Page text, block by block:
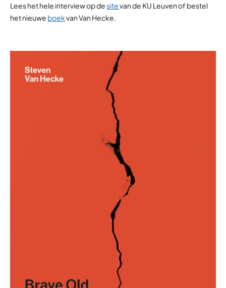
Lees het hele interview op de sitevan de KU Leuven of bestel
het nieuwe boekvan Van Hecke.